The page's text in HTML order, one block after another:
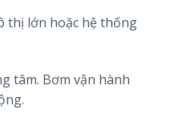
thị lớn hoặc hệ thống
tâm. Bơm vận hành